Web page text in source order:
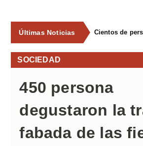
Últimas Noticias
SOCIEDAD
450 persona
degustaron la
fabada de las